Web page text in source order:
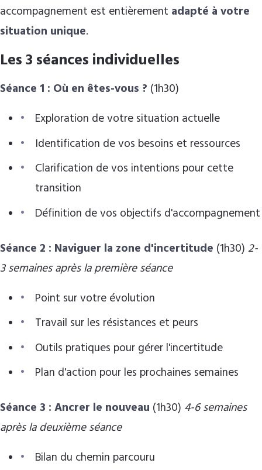
accompagnement est entièrement adapté à votre
situation unique.
Les 3 séances individuelles
Séance 1 : Où en êtes-vous ? (1h30)
Exploration de votre situation actuelle
Identification de vos besoins et ressources
Clarification de vos intentions pour cette
transition
Définition de vos objectifs d'accompagnement
Séance 2 : Naviguer la zone d'incertitude (1h30) 2-
3 semaines après la première séance
Point sur votre évolution
Travail sur les résistances et peurs
Outils pratiques pour gérer l'incertitude
Plan d'action pour les prochaines semaines
Séance 3 : Ancrer le nouveau (1h30) 4-6 semaines
après la deuxième séance
Bilan du chemin parcouru